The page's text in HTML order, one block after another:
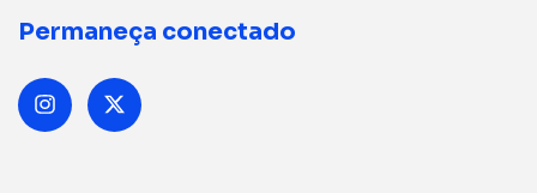
Permaneça conectado